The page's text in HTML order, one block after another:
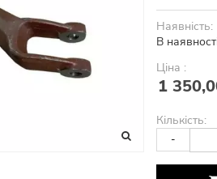
Наявність:
В
Ціна :
1
Кількість:
-